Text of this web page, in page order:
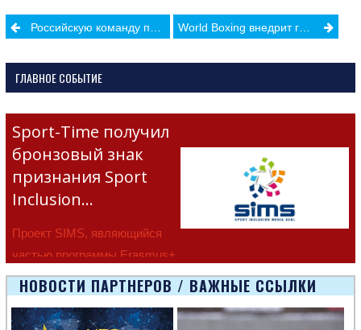
PostРоссийскую команду по хоккею не допустят на зимнюю Олимпиаду World Boxing внедрит гендерное тестирование для спортсменов
ГЛАВНОЕ СОБЫТИЕ
Sport-Time получил
бронзовый знак
признания Sport
Inclusion…
Проект SIMS, являющийся
частью программы Erasmus+
Европейско
НОВОСТИ ПАРТНЕРОВ / ВАЖНЫЕ ССЫЛКИ